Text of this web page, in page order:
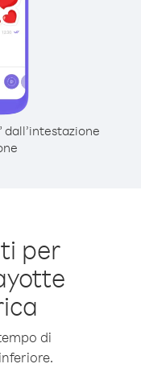
dall’intestazione
per
di